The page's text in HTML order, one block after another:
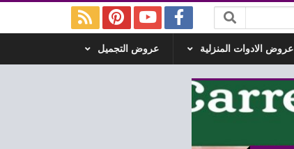
عروض الادوات المنزلية عروض التجميل